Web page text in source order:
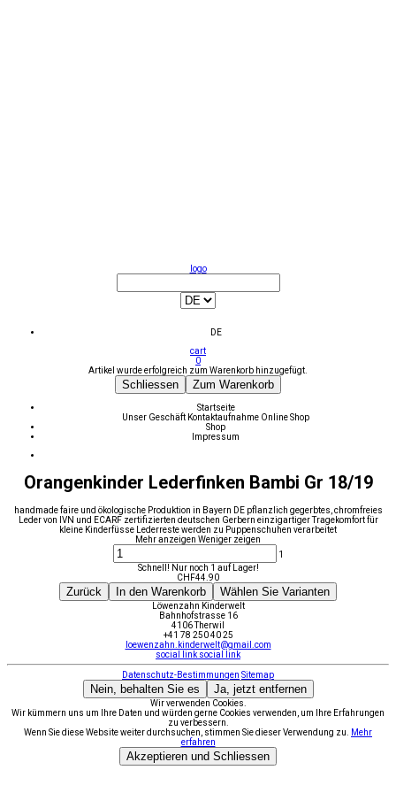
logo
DE
cart
0
Artikel wurde erfolgreich zum Warenkorb hinzugefügt.
Schliessen Zum Warenkorb
Startseite
Unser Geschäft Kontaktaufnahme Online Shop
Shop
Impressum
Orangenkinder Lederfinken Bambi Gr 18/19
handmade faire und ökologische Produktion in Bayern DE pflanzlich gegerbtes, chromfreies
Leder von IVN und ECARF zertifizierten deutschen Gerbern einzigartiger Tragekomfort für
kleine Kinderfüsse Lederreste werden zu Puppenschuhen verarbeitet
Mehr anzeigen Weniger zeigen
1
Schnell! Nur noch 1 auf Lager!
CHF44.90
Zurück In den Warenkorb Wählen Sie Varianten
Löwenzahn Kinderwelt
Bahnhofstrasse 16
4106 Therwil
+41 78 250 40 25
loewenzahn.kinderwelt@gmail.com
social link social link
Datenschutz-Bestimmungen Sitemap
Nein, behalten Sie es Ja, jetzt entfernen
Wir verwenden Cookies.
Wir kümmern uns um Ihre Daten und würden gerne Cookies verwenden, um Ihre Erfahrungen
zu verbessern.
Wenn Sie diese Website weiter durchsuchen, stimmen Sie dieser Verwendung zu.
Mehr
erfahren
Akzeptieren und Schliessen